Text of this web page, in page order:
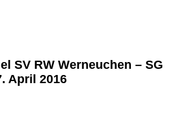
SV RW Werneuchen – SG
April 2016